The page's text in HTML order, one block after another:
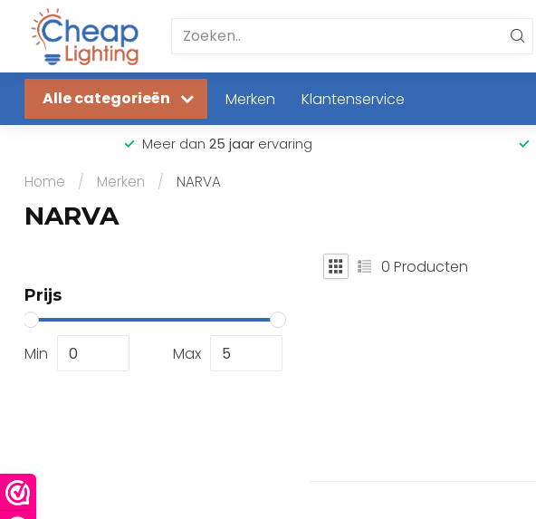
Alle categorieën Merken Klantenservice
Meer dan 25 jaar ervaring
Home / Merken / NARVA
NARVA
Prijs
Min Max
0 Producten